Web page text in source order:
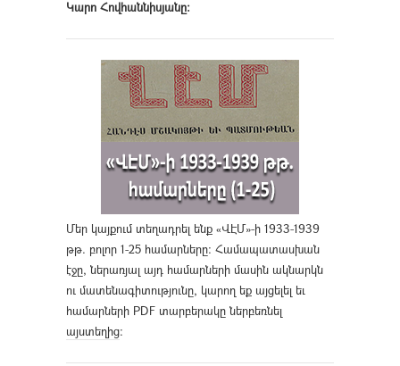
Կարո Հովհաննիսյանը։
Մեր կայքում տեղադրել ենք «ՎԷՄ»-ի 1933-1939
թթ. բոլոր 1-25 համարները։ Համապատասխան
էջը, ներառյալ այդ համարների մասին ակնարկն
ու մատենագիտությունը, կարող եք այցելել եւ
համարների PDF տարբերակը ներբեռնել
այստեղից։